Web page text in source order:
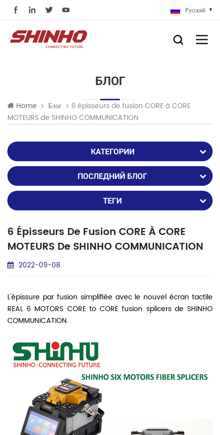
Русский
БЛОГ
Home Блог
6 épisseurs de fusion CORE à CORE
MOTEURS de SHINHO COMMUNICATION
КАТЕГОРИИ
ПОСЛЕДНИЙ БЛОГ
ТЕГИ
6 Épisseurs De Fusion CORE À CORE
MOTEURS De SHINHO COMMUNICATION
2022-09-08
L'épissure par fusion simplifiée avec le nouvelécran tactile
REAL 6 MOTORS CORE to COREfusion splicers de SHINHO
COMMUNICATION.